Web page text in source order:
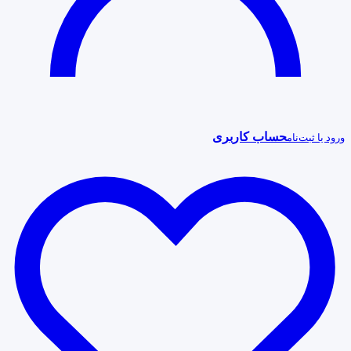
ورود یا ثبت‌نامحساب کاربری